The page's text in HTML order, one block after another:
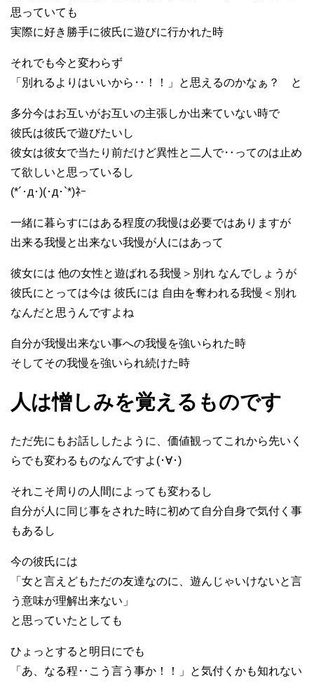
思っていても
実際に好き勝手に彼氏に遊びに行かれた時
それでも今と変わらず
「別れるよりはいいから‥！！」と思えるのかなぁ？ と
多分今はお互いがお互いの主張しか出来ていない時で
彼氏は彼氏で遊びたいし
彼女は彼女で当たり前だけど異性と二人で‥ってのは止め
て欲しいと思っているし
(*´･д･)(･д･`*)ﾈｰ
一緒に暮らすにはある程度の我慢は必要ではありますが
出来る我慢と出来ない我慢が人にはあって
彼女には 他の女性と遊ばれる我慢＞別れ なんでしょうが
彼氏にとっては今は 彼氏には 自由を奪われる我慢＜別れ
なんだと思うんですよね
自分が我慢出来ない事への我慢を強いられた時
そしてその我慢を強いられ続けた時
人は憎しみを覚えるものです
ただ先にもお話ししたように、価値観ってこれから先いく
らでも変わるものなんですよ(･∀･)
それこそ周りの人間によっても変わるし
自分が人に同じ事をされた時に初めて自分自身で気付く事
もあるし
今の彼氏には
「女と言えどもただの友達なのに、遊んじゃいけないと言
う意味が理解出来ない」
と思っていたとしても
ひょっとすると明日にでも
「あ、なる程‥こう言う事か！！」と気付くかも知れない